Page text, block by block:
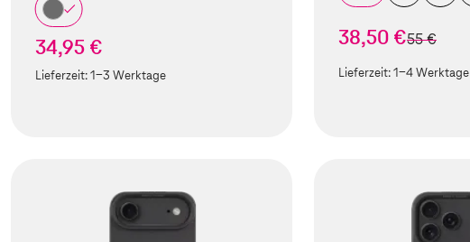
34,95 €
Lieferzeit:1-3 Werktage
38,50 €statt
55 €
Lieferzeit:1-4 Werktage